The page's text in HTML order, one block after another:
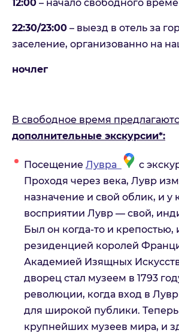
12:00 – начало свободного
22:30/23:00 – выезд в отель за
заселение, организованно на
ночлег
В свободное время
дополнительные экскурсии*:
Посещение Лувра
с
Проходя через века, Лувр
назначение и свой облик, и у
восприятии Лувр — свой,
Был он когда-то и крепостью,
резиденцией королей
Академией Изящных
дворец стал музеем в 1793
революции, когда вход в
для широкой публики. Теперь
крупнейших музеев мира, и